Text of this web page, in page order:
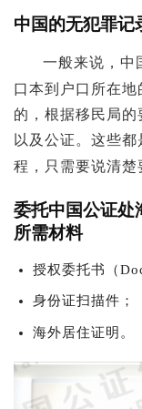
中国的无犯罪记
一般来说，中
口本到户口所在
的，根据移民局
以及公证。这些
程，只需要说清楚
委托中国公证处
所需材料
授权委托书（
身份证扫描件；
海外居住证明。